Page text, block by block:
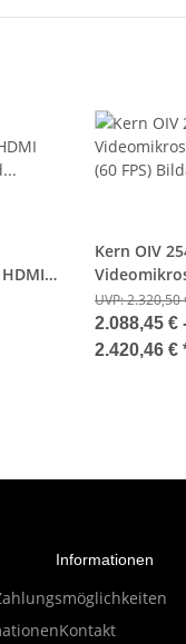
Kern OIV
(60 FPS)
UVP:2.320,50
2.088,45 €
2.420,46 €
Informationen
Kontakt